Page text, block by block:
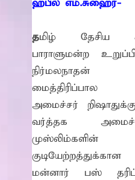
நெல் வயல்களை துவம்சம்
பட்டங்கள் –
தொடர்பாக
எம். முஸ்னி பதவியேற்பு
ஹபீல் எம்.சுஹைர்-
தமிழ் தேசிய
பாராளுமன்ற
நிர்மலநாதன்
மைத்திரிப்பால
அமைச்சர்
வர்த்தக
மன்னார் பஸ்